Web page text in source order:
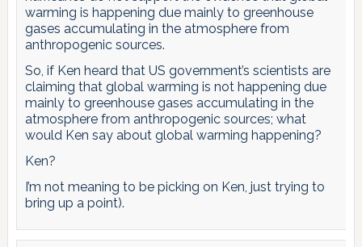
warming is happening due mainly to greenhouse
gases accumulating in the atmosphere from
anthropogenic sources.
So, if Ken heard that US government’s scientists are
claiming that global warming is not happening due
mainly to greenhouse gases accumulating in the
atmosphere from anthropogenic sources; what
would Ken say about global warming happening?
Ken?
I’m not meaning to be picking on Ken, just trying to
bring up a point).